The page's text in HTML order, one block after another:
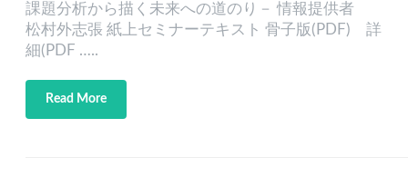
課題分析から描く未来への道のり－ 情報提供者
松村外志張 紙上セミナーテキスト 骨子版(PDF) 詳
細(PDF …..
Read More